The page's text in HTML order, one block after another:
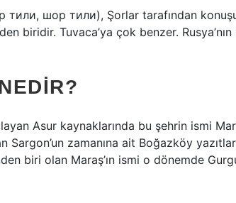
тили, шор тили), Şorlar tarafından
biridir. Tuvaca’ya çok benzer. Rusya’nın
Asur kaynaklarında bu şehrin ismi
zamanına ait Boğazköy
biri olan Maraş’ın ismi o dönemde